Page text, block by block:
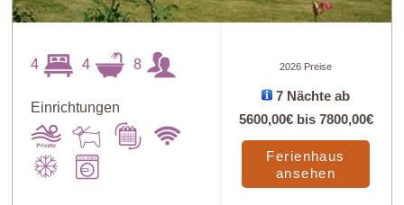
4 4 8
Einrichtungen
2026 Preise
7 Nächte ab
5600,00€bis 7800,00€
Ferienhaus
ansehen